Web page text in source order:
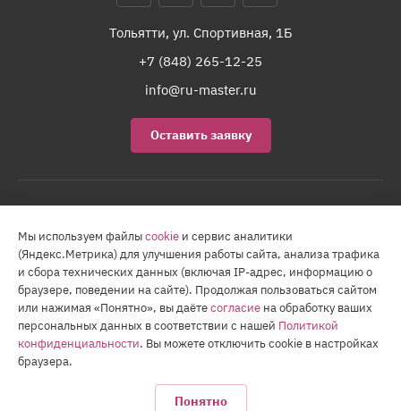
Тольятти, ул. Спортивная, 1Б
+7 (848) 265-12-25
info@ru-master.ru
Оставить заявку
2026 © Все права защищены.
Любая информация, содержащаяся на настоящем сайте, носит
исключительно справочный характер, и не является публичной
офертой.
Политика по обработке персональных данных
Соглашение на обработку персональных данных
Политика конфиденциальности
Мы используем файлыcookie и сервис аналитики
(Яндекс.Метрика) для улучшения работы сайта, анализа трафика
и сбора технических данных (включая IP-адрес, информацию о
браузере, поведении на сайте). Продолжая пользоваться сайтом
или нажимая «Понятно», вы даётесогласие на обработку ваших
персональных данных в соответствии с нашей Политикой
конфиденциальности. Вы можете отключить cookie в настройках
браузера.
Понятно